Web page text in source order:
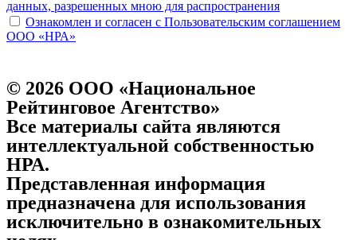
данных, разрешенных мною для распространения
Ознакомлен и согласен с Пользовательским соглашением
ООО «НРА»
© 2026 ООО «Национальное
Рейтинговое Агентство»
Все материалы сайта являются
интеллектуальной собственностью
НРА.
Представленная информация
предназначена для использования
исключительно в ознакомительных